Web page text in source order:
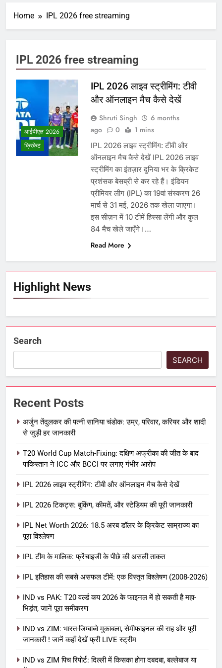
Home IPL 2026 free streaming
Highlight News
IPL 2026 free streaming
आईपीएल 2026
क्रिकेट
IPL 2026 लाइव स्ट्रीमिंग: टीवी
और ऑनलाइन मैच कैसे देखें
Shruti Singh
6 months
ago
0 1 mins
IPL 2026 लाइव स्ट्रीमिंग: टीवी और
ऑनलाइन मैच कैसे देखें IPL 2026 लाइव
स्ट्रीमिंग का इंतज़ार दुनिया भर के क्रिकेट
प्रशंसक बेसब्री से कर रहे हैं। इंडियन
प्रीमियर लीग (IPL) का 19वां संस्करण 26
मार्च से 31 मई, 2026 तक खेला जाएगा।
इस सीज़न में 10 टीमें हिस्सा लेंगी और कुल
84 मैच खेले जाएँगे।…
Read More
Search
SEARCH
Recent Posts
अर्जुन तेंदुलकर की पत्नी सानिया चंडोक: उम्र, परिवार, करियर और शादी
से जुड़ी हर जानकारी
T20 World Cup Match-Fixing: दक्षिण अफ्रीका की जीत के बाद
पाकिस्तान ने ICC और BCCI पर लगाए गंभीर आरोप
IPL 2026 लाइव स्ट्रीमिंग: टीवी और ऑनलाइन मैच कैसे देखें
IPL 2026 टिकट्स: बुकिंग, कीमतें, और स्टेडियम की पूरी जानकारी
IPL Net Worth 2026: 18.5 अरब डॉलर के क्रिकेट साम्राज्य का
पूरा विश्लेषण
IPL टीम के मालिक: फ्रेंचाइजी के पीछे की असली ताकत
IPL इतिहास की सबसे असफल टीमें: एक विस्तृत विश्लेषण (2008-2026)
IND vs PAK: T20 वर्ल्ड कप 2026 के फाइनल में हो सकती है महा-
भिड़ंत, जानें पूरा समीकरण
IND vs ZIM: भारत-जिम्बाब्वे मुकाबला, सेमीफाइनल की राह और पूरी
जानकारी ! जानें कहाँ देखें फ्री LIVE स्ट्रीम
IND vs ZIM पिच रिपोर्ट: दिल्ली में किसका होगा दबदबा, बल्लेबाज या
IPL Net Worth 2026: 18.5 अरब डॉलर
आईपीएल 2026 क्रिकेट
IPL टीम के मालिक: फ्रेंचाइजी के पीछे की
असली ताकत
आईपीएल 2026 क्रिकेट
IPL इतिहास की सबसे असफल टीमें: एक